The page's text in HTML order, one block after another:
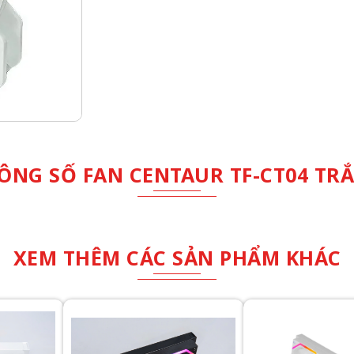
SỐ FAN CENTAUR TF-CT04
XEM THÊM CÁC SẢN PHẨM KHÁC